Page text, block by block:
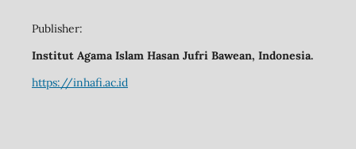
Publisher:
Institut Agama Islam Hasan Jufri Bawean, Indonesia.
https://inhafi.ac.id